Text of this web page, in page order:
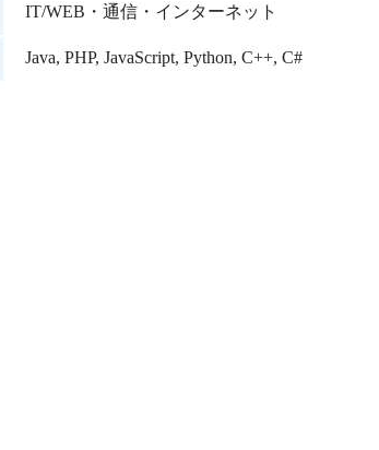
IT/WEB・通信・インターネット
Java, PHP, JavaScript, Python, C++, C#